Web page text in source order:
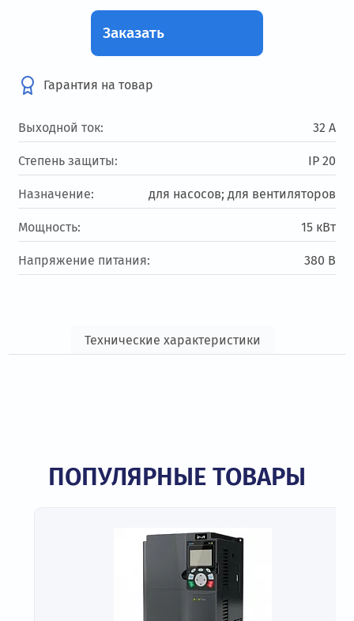
Заказать
Гарантия на товар
Выходной ток: 32 А
Степень защиты: IP 20
Назначение: для насосов; для вентиляторов
Мощность: 15 кВт
Напряжение питания: 380 В
Технические характеристики
ПОПУЛЯРНЫЕ ТОВАРЫ